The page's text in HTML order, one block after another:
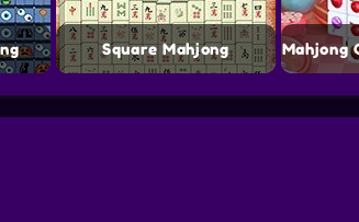
Square Mahjong Mahjong